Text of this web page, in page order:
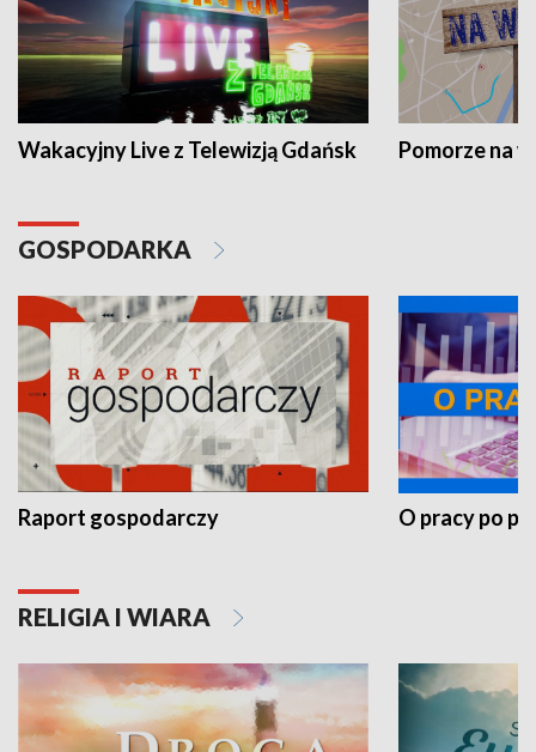
Wakacyjny Live z Telewizją Gdańsk Pomorze na
GOSPODARKA
Raport gospodarczy O pracy po
RELIGIA I WIARA